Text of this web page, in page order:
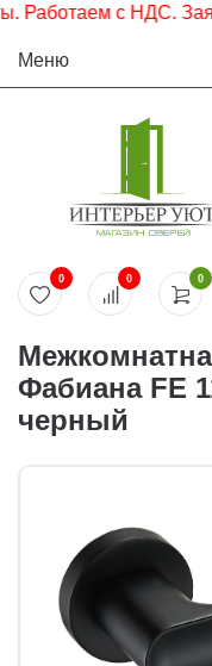
с НДС.
Меню
0
0 0
Фабиана FE
черный